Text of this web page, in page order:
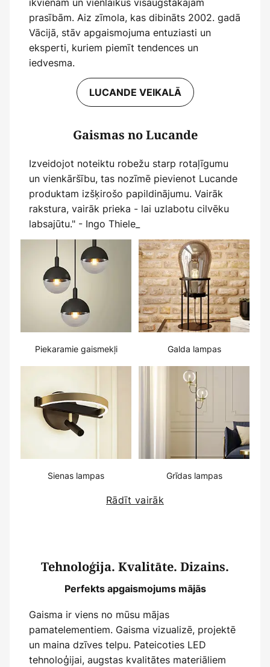
ikvienam un vienlaikus visaugstākajām
prasībām. Aiz zīmola, kas dibināts 2002. gadā
Vācijā, stāv apgaismojuma entuziasti un
eksperti, kuriem piemīt tendences un
iedvesma.
LUCANDE VEIKALĀ
Gaismas no Lucande
Izveidojot noteiktu robežu starp rotaļīgumu
un vienkāršību, tas nozīmē pievienot Lucande
produktam izšķirošo papildinājumu. Vairāk
rakstura, vairāk prieka - lai uzlabotu cilvēku
labsajūtu." - Ingo Thiele_
Piekaramie gaismekļi Galda lampas
Sienas lampas Grīdas lampas
Rādīt vairāk
Tehnoloģija. Kvalitāte. Dizains.
Perfekts apgaismojums mājās
Gaisma ir viens no mūsu mājas
pamatelementiem. Gaisma vizualizē, projektē
un maina dzīves telpu. Pateicoties LED
tehnoloģijai, augstas kvalitātes materiāliem